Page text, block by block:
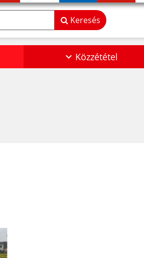
Keresés
Közzététel